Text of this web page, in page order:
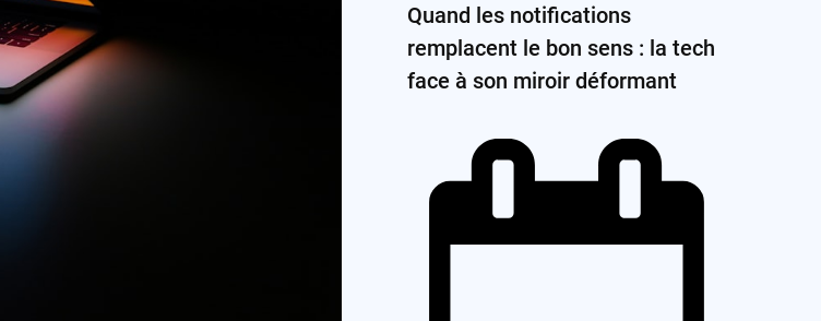
Quand les notifications
remplacent le bon sens : la tech
face à son miroir déformant